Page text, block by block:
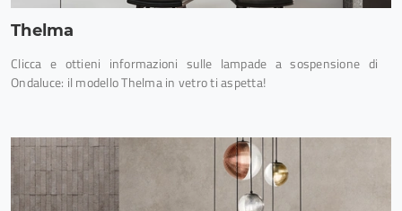
Thelma
Clicca e ottieni informazioni sulle lampade a sospensione di
Ondaluce: il modello Thelma in vetro ti aspetta!